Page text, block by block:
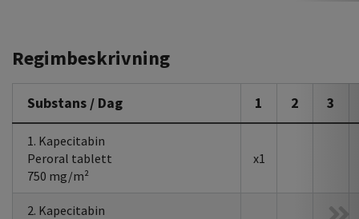
Regimbeskrivning
Substans / Dag 1 2 3
1. Kapecitabin
Peroral tablett
750 mg/m²
x1
2. Kapecitabin